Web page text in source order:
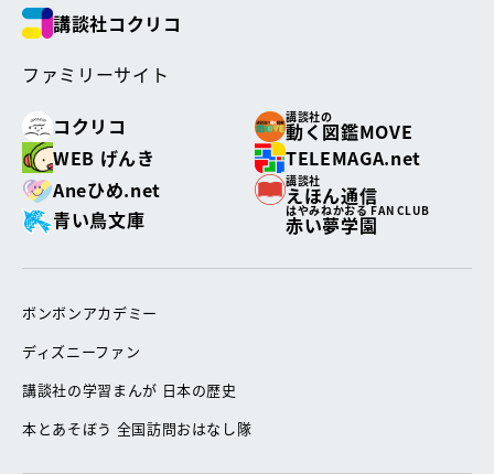
講談社コクリコ
ファミリーサイト
コクリコ
講談社の
動く図鑑MOVE
WEB げんき
TELEMAGA.net
Aneひめ.net
講談社
えほん通信
青い鳥文庫
はやみねかおる FAN CLUB
赤い夢学園
ボンボンアカデミー
ディズニーファン
講談社の学習まんが 日本の歴史
本とあそぼう 全国訪問おはなし隊